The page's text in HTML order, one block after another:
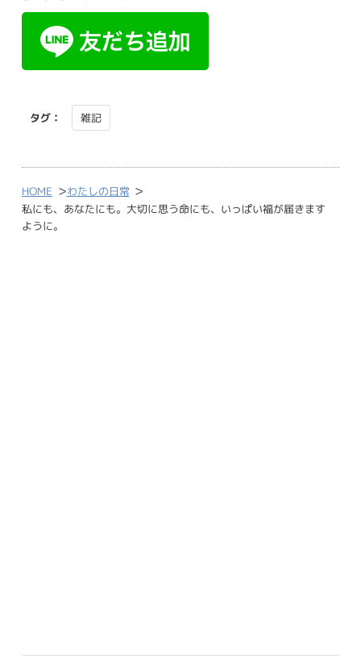
タグ： 雑記
HOME >わたしの日常 >
私にも、あなたにも。大切に思う命にも、いっぱい福が届きます
ように。